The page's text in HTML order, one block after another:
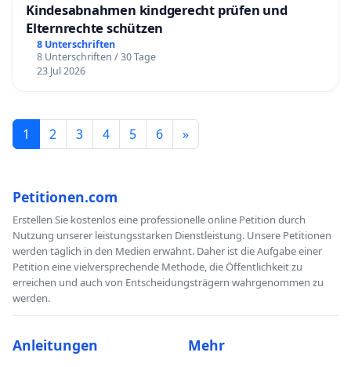
Kindesabnahmen kindgerecht prüfen und
Elternrechte schützen
8 Unterschriften
8 Unterschriften / 30 Tage
23 Jul 2026
1 2 3 4 5 6 »
Petitionen.com
Erstellen Sie kostenlos eine professionelle online Petition durch
Nutzung unserer leistungsstarken Dienstleistung. Unsere Petitionen
werden täglich in den Medien erwähnt. Daher ist die Aufgabe einer
Petition eine vielversprechende Methode, die Öffentlichkeit zu
erreichen und auch von Entscheidungsträgern wahrgenommen zu
werden.
Anleitungen Mehr